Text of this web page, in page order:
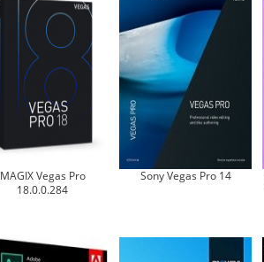
MAGIX Vegas Pro
18.0.0.284
Sony Vegas Pro 14